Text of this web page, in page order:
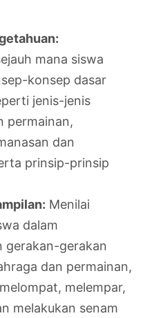
mana siswa
konsep dasar
jenis-jenis
permainan,
dan
prinsip-prinsip
Menilai
dalam
gerakan-gerakan
dan permainan,
melempar,
melakukan senam